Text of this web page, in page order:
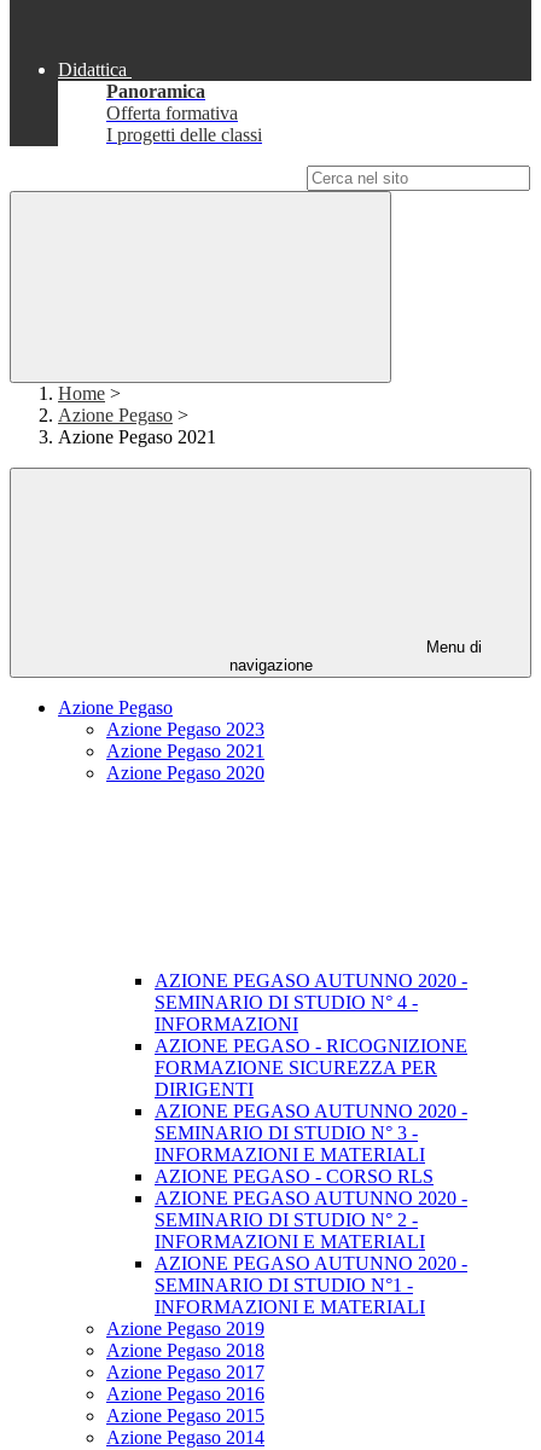
Didattica
Panoramica
Offerta formativa
I progetti delle classi
Home >
Azione Pegaso >
Azione Pegaso 2021
Menu di
navigazione
Azione Pegaso
Azione Pegaso 2023
Azione Pegaso 2021
Azione Pegaso 2020
AZIONE PEGASO AUTUNNO 2020 -
SEMINARIO DI STUDIO N° 4 -
INFORMAZIONI
AZIONE PEGASO - RICOGNIZIONE
FORMAZIONE SICUREZZA PER
DIRIGENTI
AZIONE PEGASO AUTUNNO 2020 -
SEMINARIO DI STUDIO N° 3 -
INFORMAZIONI E MATERIALI
AZIONE PEGASO - CORSO RLS
AZIONE PEGASO AUTUNNO 2020 -
SEMINARIO DI STUDIO N° 2 -
INFORMAZIONI E MATERIALI
AZIONE PEGASO AUTUNNO 2020 -
SEMINARIO DI STUDIO N°1 -
INFORMAZIONI E MATERIALI
Azione Pegaso 2019
Azione Pegaso 2018
Azione Pegaso 2017
Azione Pegaso 2016
Azione Pegaso 2015
Azione Pegaso 2014